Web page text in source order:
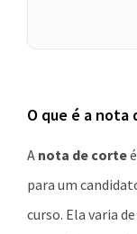
O que é a nota
A nota de corte
para um
curso. Ela varia